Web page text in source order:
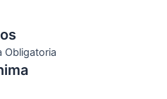
Obligatoria